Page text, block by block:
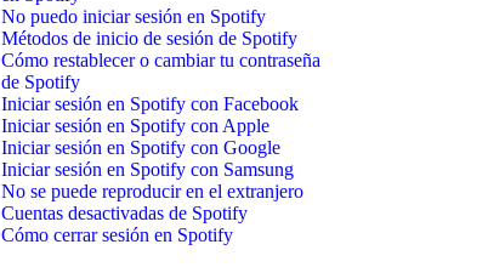
No puedo iniciar sesión en Spotify
Métodos de inicio de sesión de Spotify
Cómo restablecer o cambiar tu contraseña
de Spotify
Iniciar sesión en Spotify con Facebook
Iniciar sesión en Spotify con Apple
Iniciar sesión en Spotify con Google
Iniciar sesión en Spotify con Samsung
No se puede reproducir en el extranjero
Cuentas desactivadas de Spotify
Cómo cerrar sesión en Spotify